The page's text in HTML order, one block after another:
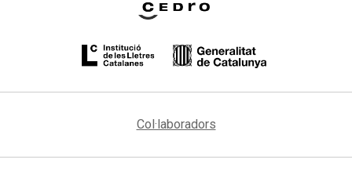
Col·laboradors